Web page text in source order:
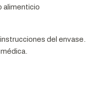
alimenticio
del envase.